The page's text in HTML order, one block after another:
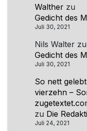
Walther zu
Gedicht des
Juli 30, 2021
Nils Walter zu
Gedicht des
Juli 30, 2021
So nett
vierzehn –
zu Die
Juli 24, 2021